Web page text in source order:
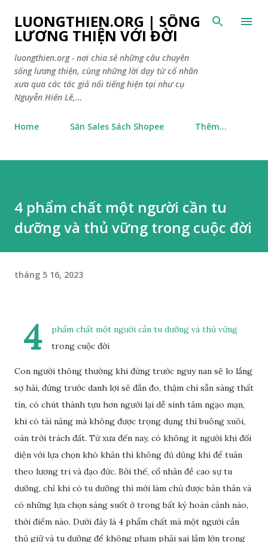
Chuyển đến nội dung chính
LUONGTHIEN.ORG | SỐNG
LƯƠNG THIỆN VỚI ĐỜI
luongthien.org - nơi chia sẻ những câu chuyên
sống lương thiện, cùng những lời dạy từ cổ nhân
xưa qua các tác giả nổi tiếng hiện tại như cụ
Nguyễn Hiến Lê,...
Home Săn Sales Sách Shopee Thêm…
4 phẩm chất một người cần tu
dưỡng và thủ vững trong cuộc đời
tháng 5 16, 2023
4
phẩm chất một người cần tu dưỡng và thủ vững
trong cuộc đời
Con người thông thường khi đứng trước nguy nan sẽ lo lắng
sợ hãi, đứng trước danh lợi sẽ đắn đo, thậm chí sẵn sàng thất
tín, có chút thành tựu hơn người lại dễ sinh tâm ngạo mạn,
khi có tài năng mà không được trọng dụng thì buông xuôi,
oán trời trách đất. Từ xưa đến nay, có không ít người khi đối
diện với lựa chọn khó khăn thì không đủ dũng khí để tuân
theo lương tri và đạo đức. Bởi thế, cổ nhân đề cao sự tu
dưỡng, chỉ khi có tu dưỡng thì mới làm chủ được bản thân và
có những lựa chọn sáng suốt ở trong bất kỳ hoàn cảnh nào,
thời điểm nào. Dưới đây là 4 phẩm chất mà một người cần
thủ giữ và tu dưỡng để không phạm phải sai lầm lớn trong